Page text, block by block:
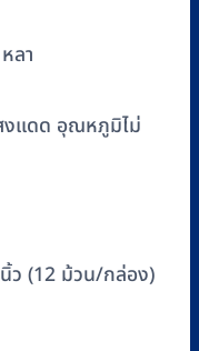
ลา
งแดด อุณหภูมิไม่
ว (12 ม้วน/กล่อง)